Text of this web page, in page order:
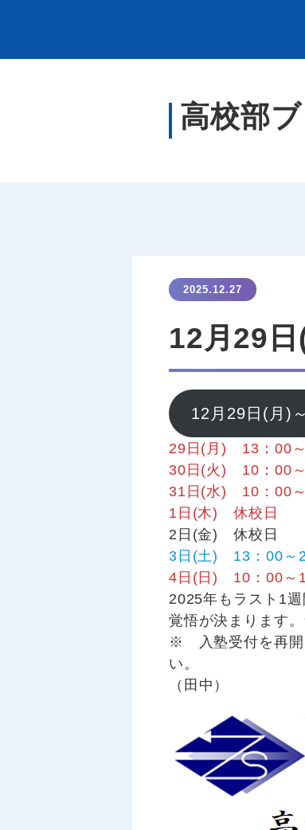
高校部
2025.12.27
12月29
12月29日(月)
29日(月) 13：00
30日(火) 10：00
31日(水) 10：00
1日(木) 休校日
2日(金) 休校日
3日(土) 13：00～
4日(日) 10：00～
2025年もラスト1
覚悟が決まります
※ 入塾受付を再開
い。
（田中）